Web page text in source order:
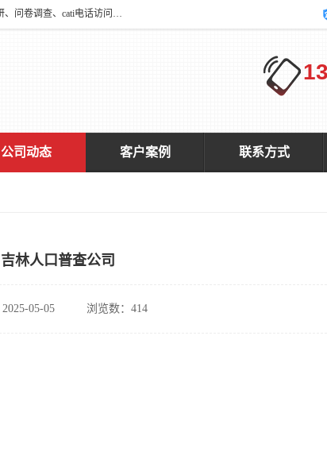
深圳大宋咨询有限公司2016年于深圳市宝安区新安街道海旺社区成立。主要经营：市场信息咨询、大数据调研、、在线调研、问卷调查、cati电话访问、神秘顾客调查、广告效果评估、消费者调查、大数据采集分析等，从事广告业务、国内贸易、数据采集、数据处理；公共文明测评。
公司动态 客户案例 联系方式
吉林人口普查公司
05-05 浏览数：414